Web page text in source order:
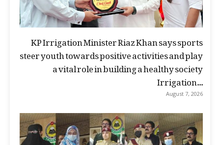
KP Irrigation Minister Riaz Khan says sports
steer youth towards positive activities and play
a vital role in building a healthy society
Irrigation...
August 7, 2026